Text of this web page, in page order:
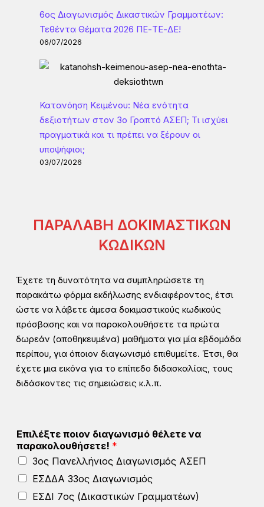
6ος Διαγωνισμός Δικαστικών Γραμματέων:
Τεθέντα Θέματα 2026 ΠΕ-ΤΕ-ΔΕ!
06/07/2026
Κατανόηση Κειμένου: Νέα ενότητα
δεξιοτήτων στον 3ο Γραπτό ΑΣΕΠ; Τι ισχύει
πραγματικά και τι πρέπει να ξέρουν οι
υποψήφιοι;
03/07/2026
ΠΑΡΑΛΑΒΗ ΔΟΚΙΜΑΣΤΙΚΩΝ
ΚΩΔΙΚΩΝ
Έχετε τη δυνατότητα να συμπληρώσετε τη
παρακάτω φόρμα εκδήλωσης ενδιαφέροντος, έτσι
ώστε να λάβετε άμεσα δοκιμαστικούς κωδικούς
πρόσβασης και να παρακολουθήσετε τα πρώτα
δωρεάν (αποθηκευμένα) μαθήματα για μία εβδομάδα
περίπου, για όποιον διαγωνισμό επιθυμείτε. Έτσι, θα
έχετε μια εικόνα για το επίπεδο διδασκαλίας, τους
διδάσκοντες τις σημειώσεις κ.λ.π.
Επιλέξτε ποιον διαγωνισμό θέλετε να
παρακολουθήσετε! *
3ος Πανελλήνιος Διαγωνισμός ΑΣΕΠ
ΕΣΔΔΑ 33ος Διαγωνισμός
ΕΣΔΙ 7ος (Δικαστικών Γραμματέων)